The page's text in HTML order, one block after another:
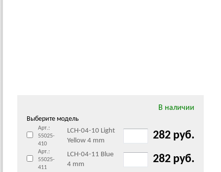
В наличии
Выберите модель
Арт.:
55025-
410
LCH-04-10 Light
Yellow 4 mm
282 руб.
Арт.:
55025-
411
LCH-04-11 Blue
4 mm
282 руб.